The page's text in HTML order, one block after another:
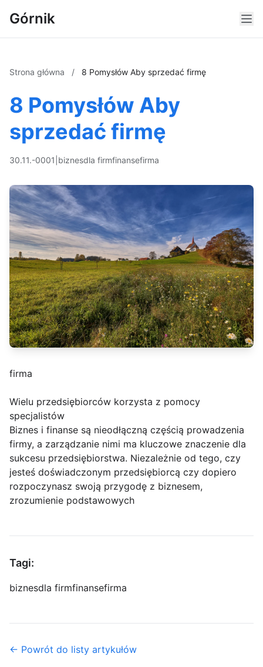
Górnik
Strona główna / 8 Pomysłów Aby sprzedać firmę
8 Pomysłów Aby
sprzedać firmę
30.11.-0001 biznesdla firmfinansefirma
firma
Wielu przedsiębiorców korzysta z pomocy
specjalistów
Biznes i finanse są nieodłączną częścią prowadzenia
firmy, a zarządzanie nimi ma kluczowe znaczenie dla
sukcesu przedsiębiorstwa. Niezależnie od tego, czy
jesteś doświadczonym przedsiębiorcą czy dopiero
rozpoczynasz swoją przygodę z biznesem,
zrozumienie podstawowych
Tagi:
biznesdla firmfinansefirma
← Powrót do listy artykułów